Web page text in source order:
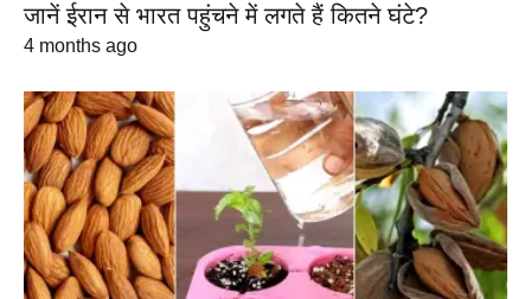
जानें ईरान से भारत पहुंचने में लगते हैं कितने घंटे?
4 months ago